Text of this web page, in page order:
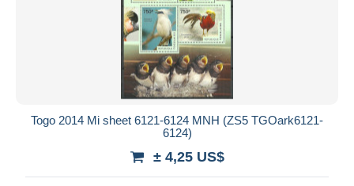
Togo 2014 Mi sheet 6121-6124 MNH (ZS5 TGOark6121-
6124)
± 4,25 US$